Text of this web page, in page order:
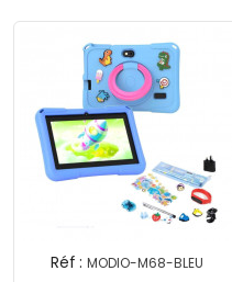
Réf : MODIO-M68-BLEU